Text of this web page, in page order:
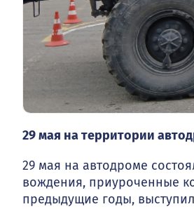
29 мая на территории
29 мая на автодроме
вождения, приуроченные
предыдущие годы,